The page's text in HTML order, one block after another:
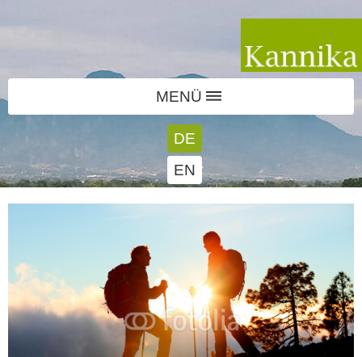
MENÜ
DE
EN